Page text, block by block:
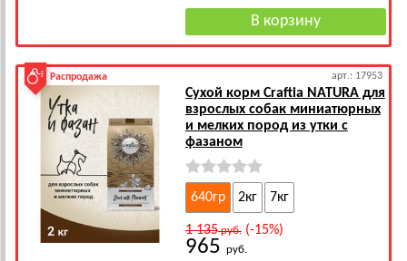
Распродажа арт.: 17953
Сухой корм Craftia NATURA для
взрослых собак миниатюрных
и мелких пород из утки с
фазаном
640гр 2кг 7кг
1 135руб.(-15%)
965 руб.